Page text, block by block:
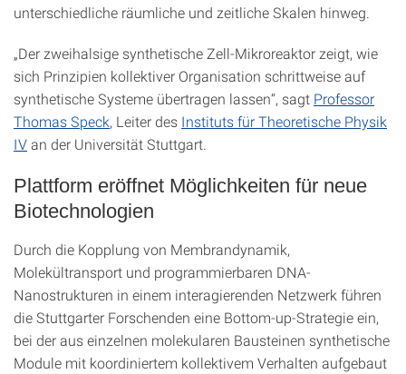
unterschiedliche räumliche und zeitliche Skalen hinweg.
„Der zweihalsige synthetische Zell-Mikroreaktor zeigt, wie
sich Prinzipien kollektiver Organisation schrittweise auf
synthetische Systeme übertragen lassen“, sagt Professor
Thomas Speck, Leiter des Instituts für Theoretische Physik
IVan der Universität Stuttgart.
Plattform eröffnet Möglichkeiten für neue
Biotechnologien
Durch die Kopplung von Membrandynamik,
Molekültransport und programmierbaren DNA-
Nanostrukturen in einem interagierenden Netzwerk führen
die Stuttgarter Forschenden eine Bottom-up-Strategie ein,
bei der aus einzelnen molekularen Bausteinen synthetische
Module mit koordiniertem kollektivem Verhalten aufgebaut